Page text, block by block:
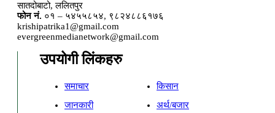
सातदोबाटो, ललितपुर
फोन नं. ०१ – ५४५५८५४, ९८२४८८६१७६
krishipatrika1@gmail.com
evergreenmedianetwork@gmail.com
उपयोगी लिंकहरु
समाचार
किसान
जानकारी
अर्थ/बजार